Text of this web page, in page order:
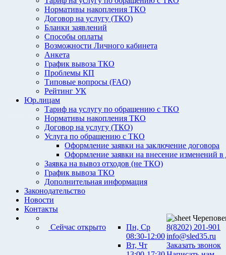
Нормативы накопления ТКО
Договор на услугу (ТКО)
Бланки заявлений
Способы оплаты
Возможности Личного кабинета
Анкета
График вывоза ТКО
Проблемы КП
Типовые вопросы (FAQ)
Рейтинг УК
Юр.лицам
Тариф на услугу по обращению с ТКО
Нормативы накопления ТКО
Договор на услугу (ТКО)
Услуга по обращению с ТКО
Оформление заявки на заключение договора
Оформление заявки на внесение изменений в
Заявка на вывоз отходов (не ТКО)
График вывоза ТКО
Дополнительная информация
Законодательство
Новости
Контакты
Сейчас открыто
Пн, Ср
08:30-12:00
Вт, Чт
8(8202) 201-901
info@sled35.ru
Заказать звонок